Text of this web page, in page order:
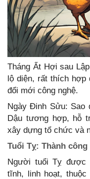
Tháng Ất Hợi sau
lộ diện, rất thích
đổi mới công nghệ.
Ngày Đinh Sửu: Sao
Dậu tương hợp, hỗ
xây dựng tổ chức và
Tuổi Tỵ: Thành
Người tuổi Tỵ được
tĩnh, linh hoạt,